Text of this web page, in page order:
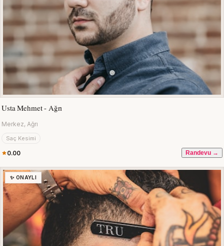
Usta Mehmet - Ağrı
Merkez, Ağrı
Saç Kesimi
0.00 Randevu →
✨ ONAYLI